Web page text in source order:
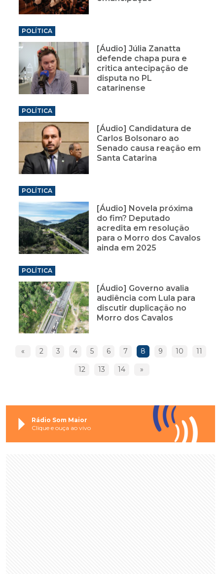
POLÍTICA
[Áudio] Júlia Zanatta
defende chapa pura e
critica antecipação de
disputa no PL
catarinense
POLÍTICA
[Áudio] Candidatura de
Carlos Bolsonaro ao
Senado causa reação em
Santa Catarina
POLÍTICA
[Áudio] Novela próxima
do fim? Deputado
acredita em resolução
para o Morro dos Cavalos
ainda em 2025
POLÍTICA
[Áudio] Governo avalia
audiência com Lula para
discutir duplicação no
Morro dos Cavalos
« 2 3 4 5 6 7 8 9 10 11
12 13 14 »
Rádio Som Maior
Clique e ouça ao vivo